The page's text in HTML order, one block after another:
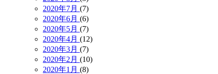
2020年7月 (7)
2020年6月 (6)
2020年5月 (7)
2020年4月 (12)
2020年3月 (7)
2020年2月 (10)
2020年1月 (8)